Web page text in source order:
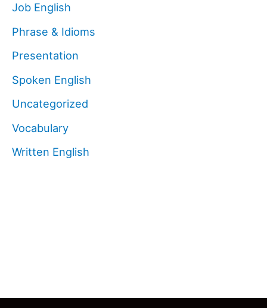
Job English
Phrase & Idioms
Presentation
Spoken English
Uncategorized
Vocabulary
Written English